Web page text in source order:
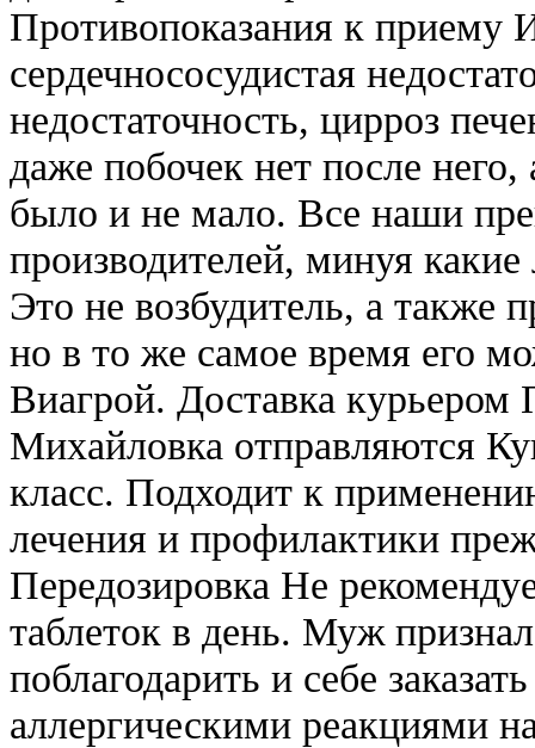
Противопоказания к приему
сердечнососудистая
недостаточность, цирроз
даже побочек нет после
было и не мало. Все наши
производителей, минуя
Это не возбудитель, а также
но в то же самое время его
Виагрой. Доставка курьером
Михайловка отправляются
класс. Подходит к
лечения и профилактики
Передозировка Не
таблеток в день. Муж
поблагодарить и себе
аллергическими реакциями